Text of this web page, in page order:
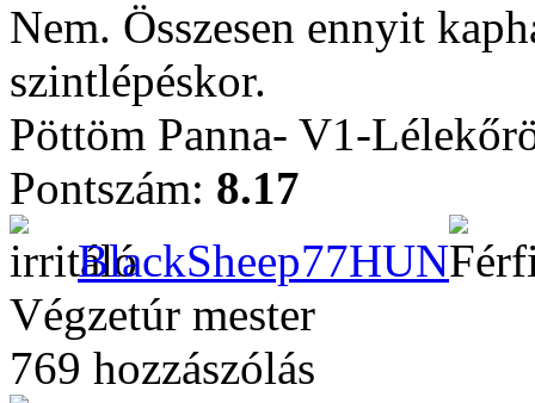
Nem. Összesen ennyit
szintlépéskor.
Pöttöm Panna- V1-
Pontszám: 8.17
BlackSheep77HUN
Végzetúr mester
769 hozzászólás